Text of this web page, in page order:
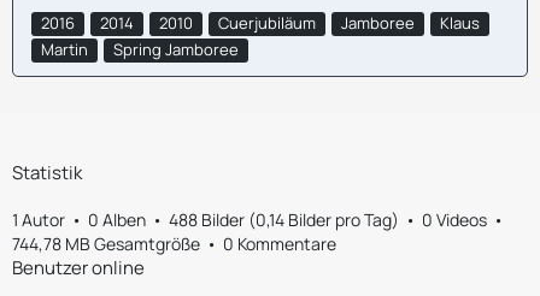
2016 2014 2010 Cuerjubiläum Jamboree
Klaus
Martin
Spring Jamboree
Statistik
1 Autor 0 Alben 488 Bilder (0,14 Bilder pro Tag)
0 Videos
744,78 MB Gesamtgröße
0 Kommentare
Benutzer online